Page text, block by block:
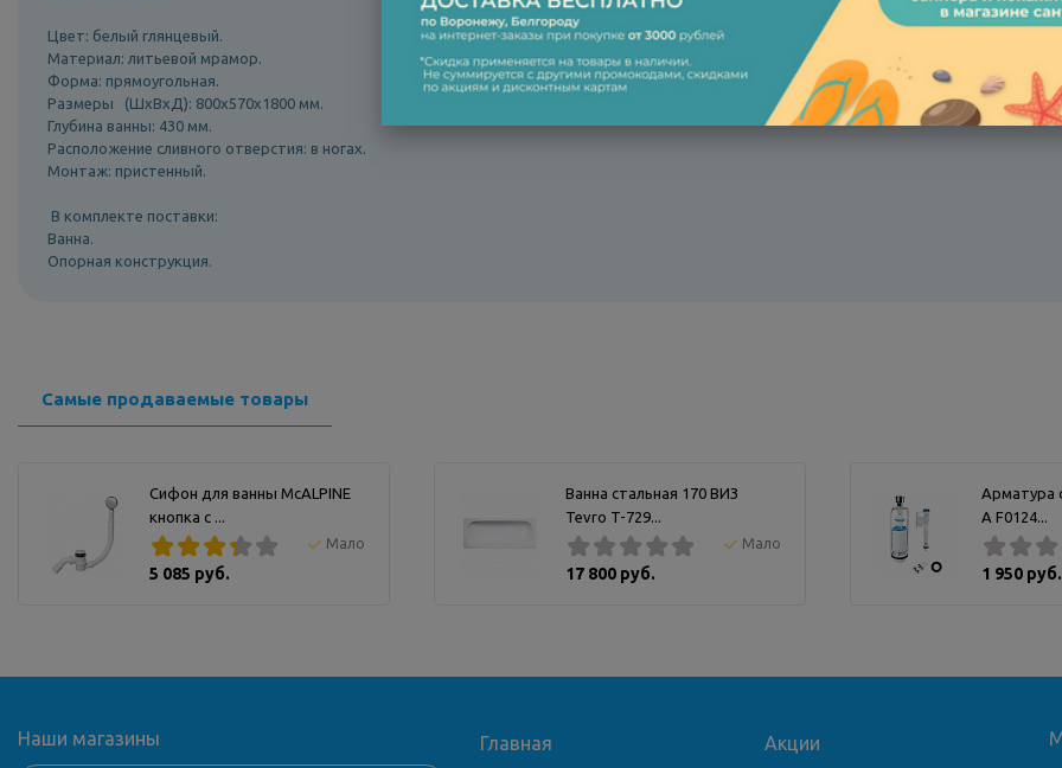
Цвет: белый глянцевый.
Материал: литьевой мрамор.
Форма: прямоугольная.
Размеры (ШхВхД): 800х570х1800 мм.
Глубина ванны: 430 мм.
Расположение сливного отверстия: в ногах.
Монтаж: пристенный.
В комплекте поставки:
Ванна.
Опорная конструкция.
Самые продаваемые товары
Сифон для ванны McALPINE
кнопка с ...
Мало
5 085 руб.
Ванна стальная 170 ВИЗ
Tevro T-729...
Мало
17 800 руб.
Арматура
А F0124...
1 950 руб.
Наши магазины Главная Акции